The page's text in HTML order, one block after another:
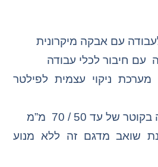
עם אבקה מיקרונית
עם חיבור לכלי עבודה
ניקוי עצמית לפילטר
של עד 50 / 70 מ”מ
שואב מדגם זה ללא מנוע